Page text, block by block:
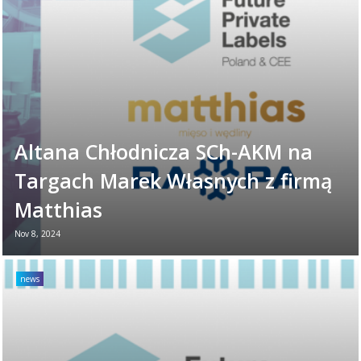
present the premiere ...
Altana Chłodnicza SCh-AKM na
Targach Marek Własnych z firmą
Matthias
Nov 8, 2024
W dniach 6-7 listopada mieliśmy
przyjemność wziąć udział w Targach Marek
Własnych 2024, wydarzeniu organizowanym
news